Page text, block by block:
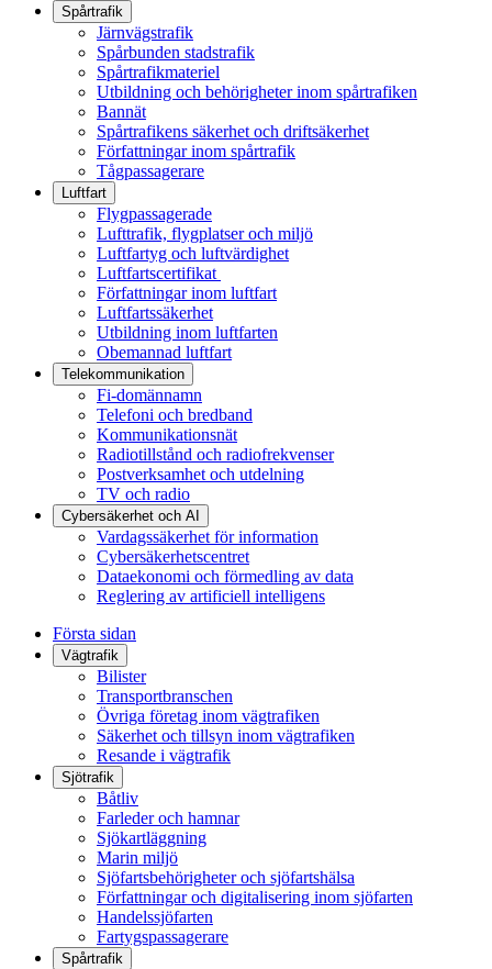
Spårtrafik
Järnvägstrafik
Spårbunden stadstrafik
Spårtrafikmateriel
Utbildning och behörigheter inom spårtrafiken
Bannät
Spårtrafikens säkerhet och driftsäkerhet
Författningar inom spårtrafik
Tågpassagerare
Luftfart
Flygpassagerade
Lufttrafik, flygplatser och miljö
Luftfartyg och luftvärdighet
Luftfartscertifikat
Författningar inom luftfart
Luftfartssäkerhet
Utbildning inom luftfarten
Obemannad luftfart
Telekommunikation
Fi-domännamn
Telefoni och bredband
Kommunikationsnät
Radiotillstånd och radiofrekvenser
Postverksamhet och utdelning
TV och radio
Cybersäkerhet och AI
Vardagssäkerhet för information
Cybersäkerhetscentret
Dataekonomi och förmedling av data
Reglering av artificiell intelligens
Första sidan
Vägtrafik
Bilister
Transportbranschen
Övriga företag inom vägtrafiken
Säkerhet och tillsyn inom vägtrafiken
Resande i vägtrafik
Sjötrafik
Båtliv
Farleder och hamnar
Sjökartläggning
Marin miljö
Sjöfartsbehörigheter och sjöfartshälsa
Författningar och digitalisering inom sjöfarten
Handelssjöfarten
Fartygspassagerare
Spårtrafik